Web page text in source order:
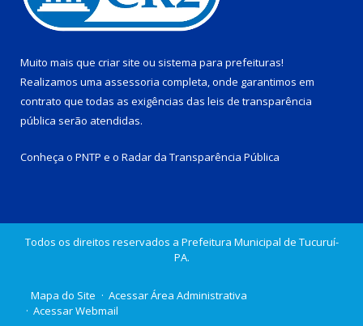
Muito mais que criar site ou sistema para prefeituras!
Realizamos uma assessoria completa, onde garantimos em
contrato que todas as exigências das leis de transparência
pública serão atendidas.
Conheça o PNTP e o Radar da Transparência Pública
Todos os direitos reservados a Prefeitura Municipal de Tucuruí-
PA.
Mapa do Site
Acessar Área Administrativa
Acessar Webmail